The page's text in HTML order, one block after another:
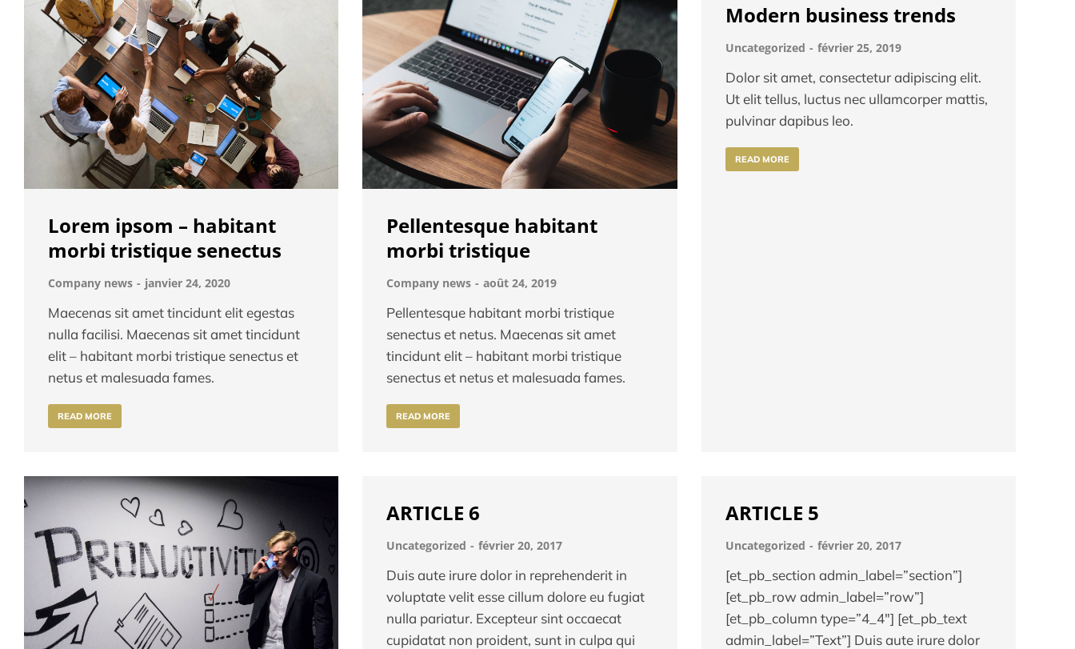
Lorem ipsom – habitant
morbi tristique senectus
Company news janvier 24, 2020
Maecenas sit amet tincidunt elit egestas
nulla facilisi. Maecenas sit amet tincidunt
elit – habitant morbi tristique senectus et
netus et malesuada fames.
READ MORE
Pellentesque habitant
morbi tristique
Company news août 24, 2019
Pellentesque habitant morbi tristique
senectus et netus. Maecenas sit amet
tincidunt elit – habitant morbi tristique
senectus et netus et malesuada fames.
READ MORE
Modern business trends
Uncategorized février 25, 2019
Dolor sit amet, consectetur adipiscing elit.
Ut elit tellus, luctus nec ullamcorper mattis,
pulvinar dapibus leo.
READ MORE
ARTICLE 6
Uncategorized février 20, 2017
Duis aute irure dolor in reprehenderit in
voluptate velit esse cillum dolore eu fugiat
nulla pariatur. Excepteur sint occaecat
cupidatat non proident, sunt in culpa qui
ARTICLE 5
Uncategorized février 20, 2017
[et_pb_section admin_label=”section”]
[et_pb_row admin_label=”row”]
[et_pb_column type=”4_4″] [et_pb_text
admin_label=”Text”] Duis aute irure dolor